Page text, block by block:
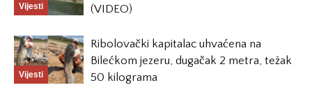
Vijesti
(VIDEO)
Vijesti
Ribolovački kapitalac uhvaćena na
Bilećkom jezeru, dugačak 2 metra, težak
50 kilograma